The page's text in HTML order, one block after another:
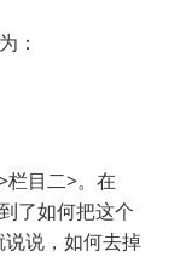
：
目二>。在
了如何把这个
说，如何去掉